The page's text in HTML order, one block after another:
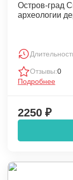
Остров-град
археологии
Отзывы:0
Подробнее
2250 ₽